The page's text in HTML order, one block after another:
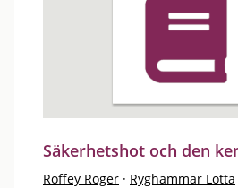
Säkerhetshot och den
Roffey Roger · Ryghammar Lotta